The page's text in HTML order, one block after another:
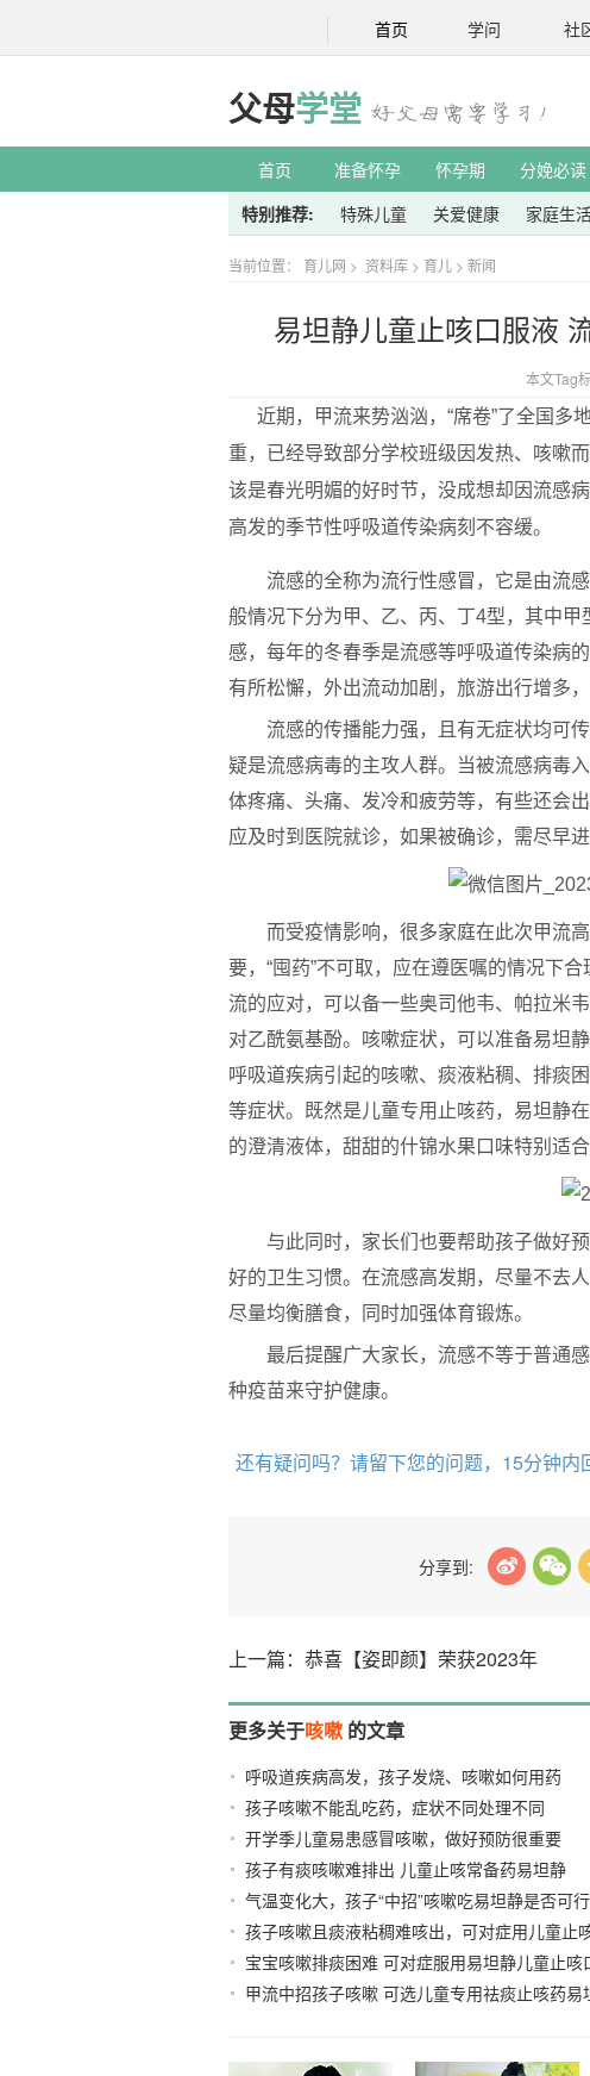
首页 学问 社
父母学堂
首页 准备怀孕 怀孕期 分娩必读
特别推荐:
特殊儿童 关爱健康 家庭生
当前位置： 育儿网 > 资料库 > 育儿 > 新闻
易坦静儿童止咳口服液
本文Tag标
近期，甲流来势汹汹，“席卷”了全国多
重，已经导致部分学校班级因发热、咳嗽
该是春光明媚的好时节，没成想却因流感
高发的季节性呼吸道传染病刻不容缓。
流感的全称为流行性感冒，它是由流
般情况下分为甲、乙、丙、丁4型，其中
感，每年的冬春季是流感等呼吸道传染病
有所松懈，外出流动加剧，旅游出行增多，
流感的传播能力强，且有无症状均可
疑是流感病毒的主攻人群。当被流感病毒
体疼痛、头痛、发冷和疲劳等，有些还会
应及时到医院就诊，如果被确诊，需尽早进
而受疫情影响，很多家庭在此次甲流
要，“囤药”不可取，应在遵医嘱的情况下
流的应对，可以备一些奥司他韦、帕拉米
对乙酰氨基酚。咳嗽症状，可以准备易坦
呼吸道疾病引起的咳嗽、痰液粘稠、排痰
等症状。既然是儿童专用止咳药，易坦静
的澄清液体，甜甜的什锦水果口味特别适合
与此同时，家长们也要帮助孩子做好
好的卫生习惯。在流感高发期，尽量不去
尽量均衡膳食，同时加强体育锻炼。
最后提醒广大家长，流感不等于普通
种疫苗来守护健康。
还有疑问吗？请留下您的问题，15分钟内
分享到:
上一篇：恭喜【姿即颜】荣获2023年
更多关于咳嗽 的文章
呼吸道疾病高发，孩子发烧、咳嗽如何用药
孩子咳嗽不能乱吃药，症状不同处理不同
开学季儿童易患感冒咳嗽，做好预防很重要
孩子有痰咳嗽难排出 儿童止咳常备药易坦静
气温变化大，孩子“中招”咳嗽吃易坦静是否可行
04-26
孩子咳嗽且痰液粘稠难咳出，可对症用儿童止
静
2023-04-14
宝宝咳嗽排痰困难 可对症服用易坦静儿童止咳
液
2023-03-16
甲流中招孩子咳嗽 可选儿童专用祛痰止咳药易